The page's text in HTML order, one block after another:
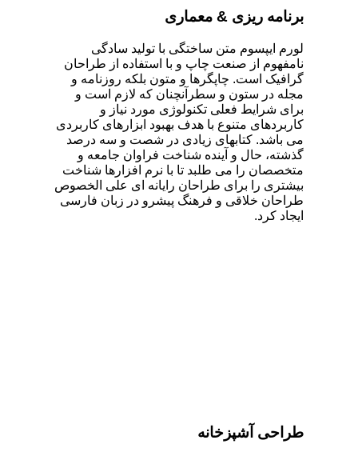
برنامه ریزی & معماری
لورم ایپسوم متن ساختگی با تولید سادگی
نامفهوم از صنعت چاپ و با استفاده از طراحان
گرافیک است. چاپگرها و متون بلکه روزنامه و
مجله در ستون و سطرآنچنان که لازم است و
برای شرایط فعلی تکنولوژی مورد نیاز و
کاربردهای متنوع با هدف بهبود ابزارهای کاربردی
می باشد. کتابهای زیادی در شصت و سه درصد
گذشته، حال و آینده شناخت فراوان جامعه و
متخصصان را می طلبد تا با نرم افزارها شناخت
بیشتری را برای طراحان رایانه ای علی الخصوص
طراحان خلاقی و فرهنگ پیشرو در زبان فارسی
ایجاد کرد.
طراحی آشپزخانه